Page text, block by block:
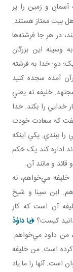
و زمين را پر
بيت ممتاز هستند.
در هر جا فرشته‌ها
وسيله اين بزرگان
دو: خدا به فرشته
آمده سجده کنيد
خليفه نه يعني
خدايي را بکند. خدا
گفت که سعادت خودت
را ببندي. يکي اينکه
اداره کند يک حَکم
و مانند آن.
مي‌خواهم، نه
ابن سينا و شيخ
آن است که کار
کيست؟﴿يا داوُدُ
، من داود مي‌خواهم.
است. من خليفه
است. آنها را ما ياد